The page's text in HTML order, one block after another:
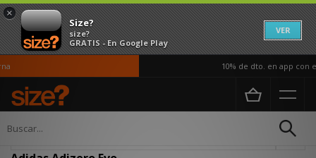
×
Size?
size?
GRATIS - En Google Play
VER
10% de dto. en app con el
Página principal